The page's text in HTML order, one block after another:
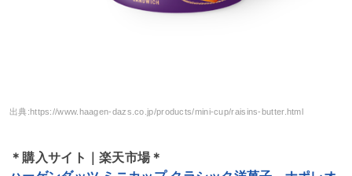
出典:https://www.haagen-dazs.co.jp/products/mini-cup/raisins-butter.html
＊購入サイト｜楽天市場＊